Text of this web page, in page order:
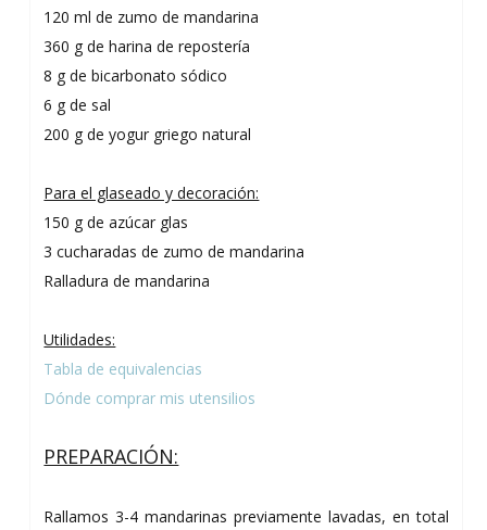
120 ml de zumo de mandarina
360 g de harina de repostería
8 g de bicarbonato sódico
6 g de sal
200 g de yogur griego natural
Para el glaseado y decoración:
150 g de azúcar glas
3 cucharadas de zumo de mandarina
Ralladura de mandarina
Utilidades:
Tabla de equivalencias
Dónde comprar mis utensilios
PREPARACIÓN:
Rallamos 3-4 mandarinas previamente lavadas, en total